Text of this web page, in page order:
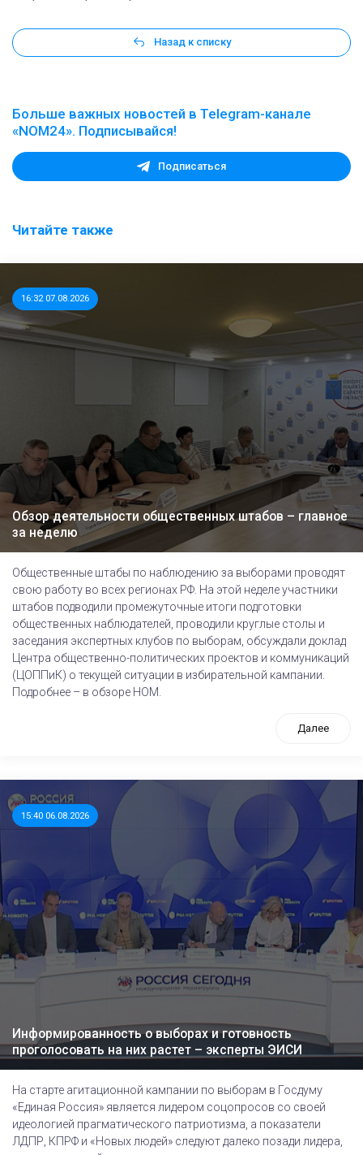
Назад к списку
Больше важных новостей в Telegram-канале
«NOM24». Подписывайся!
Подписаться
Читайте также
16:32 07.08.2026
Обзор деятельности общественных штабов – главное
за неделю
Общественные штабы по наблюдению за выборами проводят
свою работу во всех регионах РФ. На этой неделе участники
штабов подводили промежуточные итоги подготовки
общественных наблюдателей, проводили круглые столы и
заседания экспертных клубов по выборам, обсуждали доклад
Центра общественно-политических проектов и коммуникаций
(ЦОППиК) о текущей ситуации в избирательной кампании.
Подробнее – в обзоре НОМ.
Далее
15:40 06.08.2026
Информированность о выборах и готовность
проголосовать на них растет – эксперты ЭИСИ
На старте агитационной кампании по выборам в Госдуму
«Единая Россия» является лидером соцопросов со своей
идеологией прагматического патриотизма, а показатели
ЛДПР, КПРФ и «Новых людей» следуют далеко позади лидера,